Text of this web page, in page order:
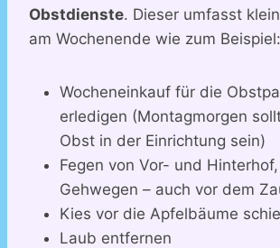
Obstdienste. Dieser umfasst
am Wochenende wie zum Beispiel:
Wocheneinkauf für die
erledigen (Montagmorgen
Obst in der Einrichtung sein)
Fegen von Vor- und
Gehwegen – auch vor dem
Kies vor die Apfelbäume
Laub entfernen